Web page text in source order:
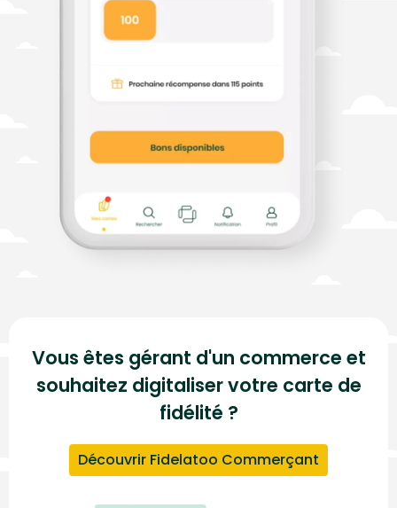
Vous êtes gérant d'un commerce et
souhaitez digitaliser votre carte de
fidélité ?
Découvrir Fidelatoo Commerçant